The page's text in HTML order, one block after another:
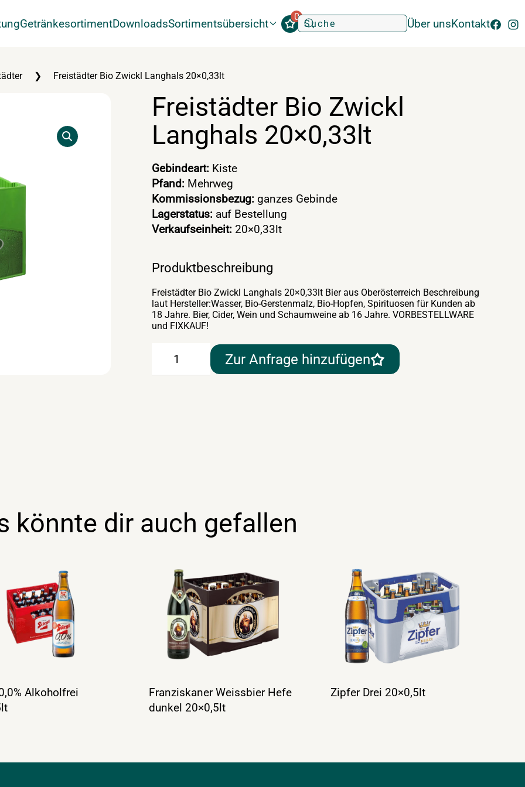
GetränkesortimentDownloadsSortimentsübersicht
0
Über unsKontakt
Freistädter Bio Zwickl Langhals 20×0,33lt
Freistädter Bio Zwickl
Langhals 20×0,33lt
Gebindeart: Kiste
Pfand: Mehrweg
Kommissionsbezug: ganzes Gebinde
Lagerstatus: auf Bestellung
Verkaufseinheit: 20×0,33lt
Produktbeschreibung
Freistädter Bio Zwickl Langhals 20×0,33lt Bier aus Oberösterreich Beschreibung
laut Hersteller:Wasser, Bio-Gerstenmalz, Bio-Hopfen, Spirituosen für Kunden ab
18 Jahre. Bier, Cider, Wein und Schaumweine ab 16 Jahre. VORBESTELLWARE
und FIXKAUF!
Zur Anfrage hinzufügen
könnte dir auch gefallen
Alkoholfrei
Franziskaner Weissbier Hefe
dunkel 20×0,5lt
Zipfer Drei 20×0,5lt